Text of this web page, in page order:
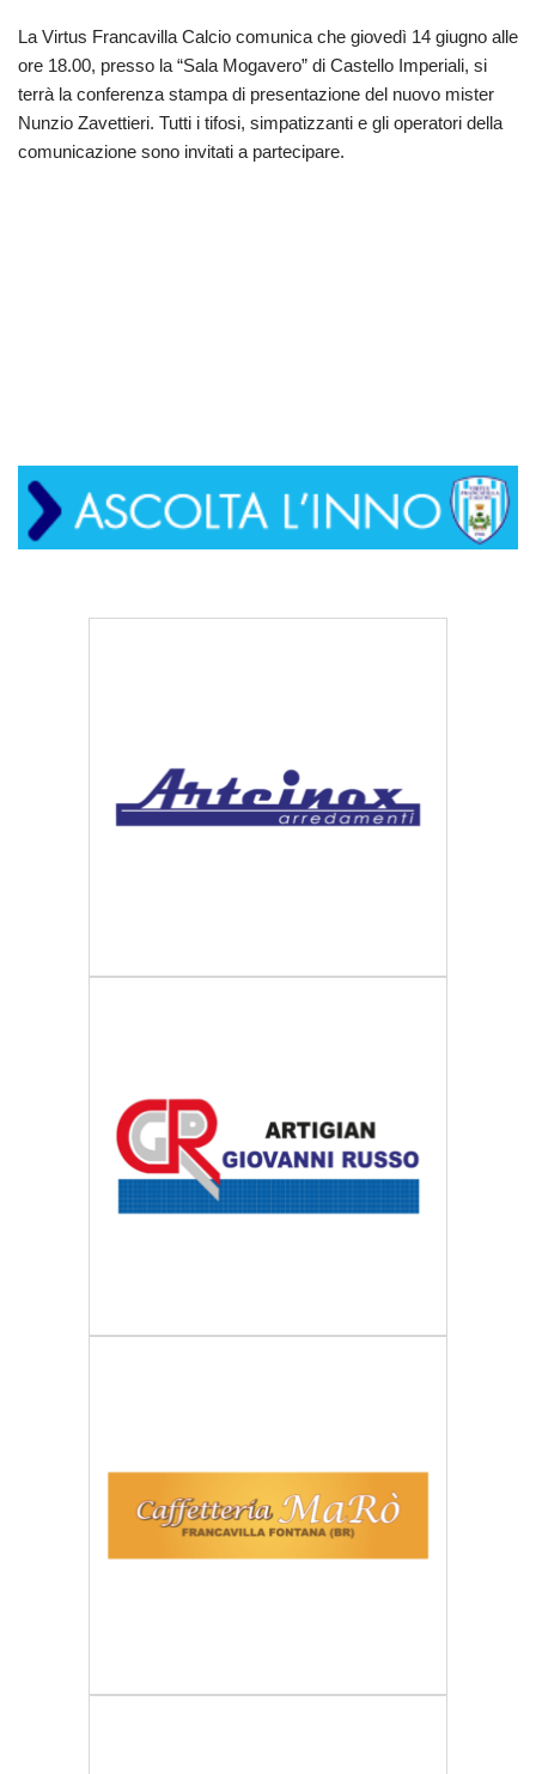
La Virtus Francavilla Calcio comunica che giovedì 14 giugno alle
ore 18.00, presso la “Sala Mogavero” di Castello Imperiali, si
terrà la conferenza stampa di presentazione del nuovo mister
Nunzio Zavettieri. Tutti i tifosi, simpatizzanti e gli operatori della
comunicazione sono invitati a partecipare.